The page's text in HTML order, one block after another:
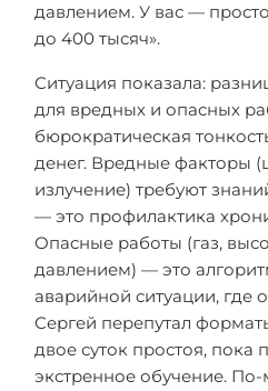
давлением. У вас —
до 400 тысяч».
Ситуация показала:
для вредных и опасных
бюрократическая
денег. Вредные факторы
излучение) требуют
— это профилактика
Опасные работы (газ,
давлением) — это
аварийной ситуации, где
Сергей перепутал
двое суток простоя, пока
экстренное обучение.